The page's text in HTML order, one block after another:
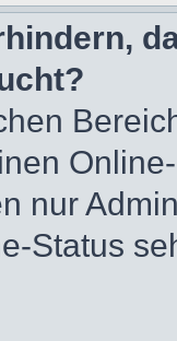
nur
Status